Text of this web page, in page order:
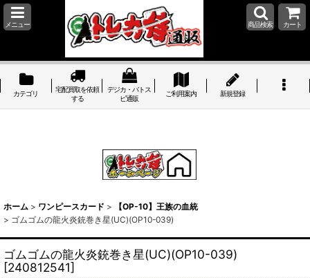
メニュー 商品検索 カート
カテゴリ
宅配買取を依頼
する
デジカ・バトス
ピ通販
ご利用案内 新規登録
ホーム > ワンピースカード >
【OP-10】王族の血統
> ゴムゴムの龍火炎銃巻き星(UC)(OP10-039)
ゴムゴムの龍火炎銃巻き星(UC)(OP10-039)
[240812541]